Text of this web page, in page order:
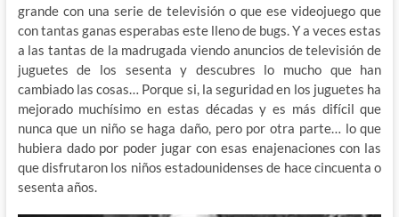
grande con una serie de televisión o que ese videojuego que
con tantas ganas esperabas este lleno de bugs. Y a veces estas
a las tantas de la madrugada viendo anuncios de televisión de
juguetes de los sesenta y descubres lo mucho que han
cambiado las cosas… Porque si, la seguridad en los juguetes ha
mejorado muchísimo en estas décadas y es más difícil que
nunca que un niño se haga daño, pero por otra parte… lo que
hubiera dado por poder jugar con esas enajenaciones con las
que disfrutaron los niños estadounidenses de hace cincuenta o
sesenta años.